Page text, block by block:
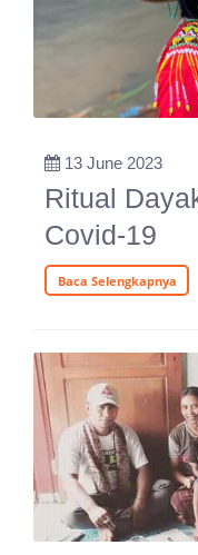
13 June 2023
Ritual
Covid-19
Baca Selengkapnya